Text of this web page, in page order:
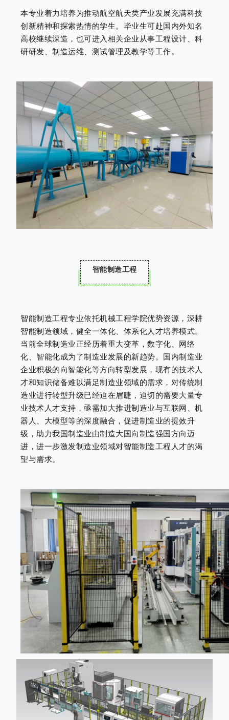
本专业着力培养为推动航空航天类产业发展充满科技
创新精神和探索热情的学生。毕业生可赴国内外知名
高校继续深造，也可进入相关企业从事工程设计、科
研研发、制造运维、测试管理及教学等工作。
智能制造工程
智能制造工程专业依托机械工程学院优势资源，深耕
智能制造领域，健全一体化、体系化人才培养模式。
当前全球制造业正经历着重大变革，数字化、网络
化、智能化成为了制造业发展的新趋势。国内制造业
企业积极的向智能化等方向转型发展，现有的技术人
才和知识储备难以满足制造业领域的需求，对传统制
造业进行转型升级已经迫在眉睫，迫切的需要大量专
业技术人才支持，亟需加大推进制造业与互联网、机
器人、大模型等的深度融合，促进制造业的提效升
级，助力我国制造业由制造大国向制造强国方向迈
进，进一步激发制造业领域对智能制造工程人才的渴
望与需求。